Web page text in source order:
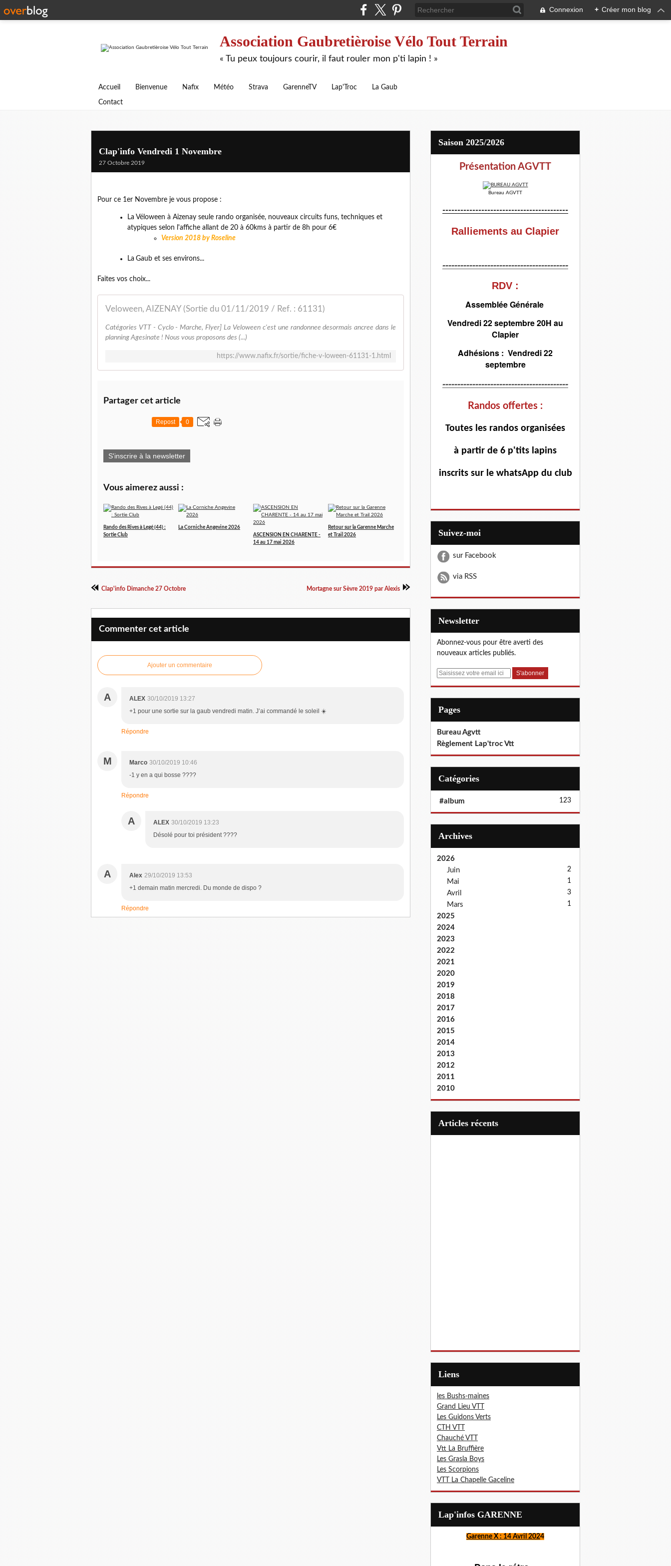
Connexion + Créer mon blog
Association Gaubretièroise Vélo Tout Terrain
« Tu peux toujours courir, il faut rouler mon p'ti lapin ! »
Accueil Bienvenue Nafix Météo Strava GarenneTV Lap'Troc La Gaub
Contact
Clap'info Vendredi 1 Novembre
27 Octobre 2019
Pour ce 1er Novembre je vous propose :
La Véloween à Aizenay seule rando organisée, nouveaux circuits funs, techniques et
atypiques selon l'affiche allant de 20 à 60kms à partir de 8h pour 6€
Version 2018 by Roseline
La Gaub et ses environs...
Faites vos choix...
Veloween, AIZENAY (Sortie du 01/11/2019 / Ref. : 61131)
Catégories VTT - Cyclo - Marche, Flyer] La Veloween c'est une randonnee desormais ancree dans le
planning Agesinate ! Nous vous proposons des (...)
https://www.nafix.fr/sortie/fiche-v-loween-61131-1.html
Partager cet article
Repost 0
S'inscrire à la newsletter
Vous aimerez aussi :
Rando des Rives à Legé (44) :
Sortie Club
La Corniche Angevine 2026
ASCENSION EN CHARENTE -
14 au 17 mai 2026
Retour sur la Garenne Marche
et Trail 2026
Clap'info Dimanche 27 Octobre Mortagne sur Sèvre 2019 par Alexis
Commenter cet article
Ajouter un commentaire
A ALEX 30/10/2019 13:27
+1 pour une sortie sur la gaub vendredi matin. J’ai commandé le soleil ☀️
Répondre
M Marco 30/10/2019 10:46
-1 y en a qui bosse ????
Répondre
A ALEX 30/10/2019 13:23
Désolé pour toi président ????
A Alex 29/10/2019 13:53
+1 demain matin mercredi. Du monde de dispo ?
Répondre
Saison 2025/2026
Présentation AGVTT
Bureau AGVTT
------------------------------------------
Ralliements au Clapier
------------------------------------------
RDV :
Assemblée Générale
Vendredi 22 septembre 20H au
Clapier
Adhésions : Vendredi 22
septembre
------------------------------------------
Randos offertes :
Toutes les randos organisées
à partir de 6 p'tits lapins
inscrits sur le whatsApp du club
Suivez-moi
sur Facebook
via RSS
Newsletter
Abonnez-vous pour être averti des
nouveaux articles publiés.
E
Pages
Bureau Agvtt
Règlement Lap'troc Vtt
Catégories
#album 123
Archives
2026
Juin
2
Mai 1
Avril 3
Mars 1
2025
2024
2023
2022
2021
2020
2019
2018
2017
2016
2015
2014
2013
2012
2011
2010
articles récents
Liens
les Bushs-maines
Grand Lieu VTT
Les Guidons Verts
CTH VTT
Chauché VTT
Vtt La Bruffière
Les Grasla Boys
Les Scorpions
VTT La Chapelle Gaceline
Lap'infos GARENNE
Garenne X : 14 Avril 2024